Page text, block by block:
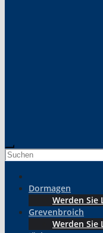
Dormagen
Werden Sie
Grevenbroich
Werden Sie